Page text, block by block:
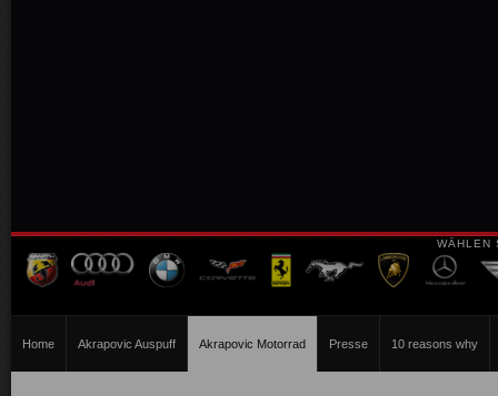
WÄHLEN
Home Akrapovic Auspuff Akrapovic Motorrad Presse 10 reasons why